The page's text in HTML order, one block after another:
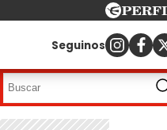
Seguinos